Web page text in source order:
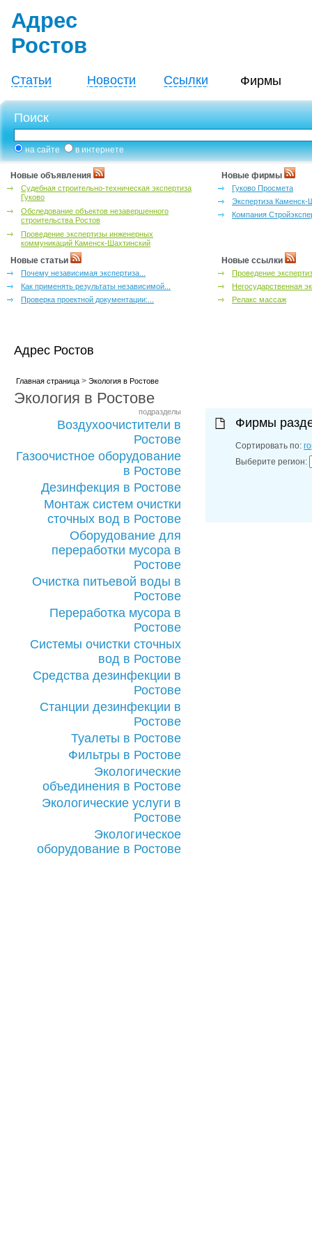
Адрес
Ростов
Статьи Новости Ссылки Фирмы
Поиск
на сайте в интернете
Новые объявления
Судебная строительно-техническая экспертиза
Гуково
Обследование объектов незавершенного
строительства Ростов
Проведение экспертизы инженерных
коммуникаций Каменск-Шахтинский
Новые фирмы
Гуково Просмета
Экспертиза Каменск-
Компания
Новые статьи
Почему независимая экспертиза...
Как применять результаты независимой...
Проверка проектной документации:...
Новые ссылки
Проведение
Негосударственная
Релакс массаж
Адрес Ростов
Главная страница> Экология в Ростове
Экология в Ростове
подразделы
Воздухоочистители в
Ростове
Газоочистное оборудование
в Ростове
Дезинфекция в Ростове
Монтаж систем очистки
сточных вод в Ростове
Оборудование для
переработки мусора в
Ростове
Очистка питьевой воды в
Ростове
Переработка мусора в
Ростове
Системы очистки сточных
вод в Ростове
Средства дезинфекции в
Ростове
Станции дезинфекции в
Ростове
Туалеты в Ростове
Фильтры в Ростове
Экологические
объединения в Ростове
Экологические услуги в
Ростове
Экологическое
оборудование в Ростове
Фирмы
Сортировать по:
Выберите регион: